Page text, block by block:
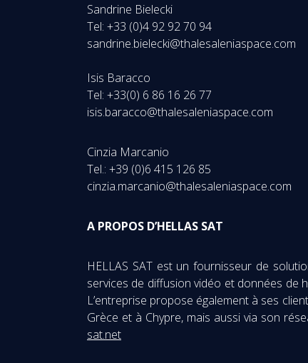
Sandrine Bielecki
Tel: +33 (0)4 92 92 70 94
sandrine.bielecki@thalesaleniaspace.com
Isis Baracco
Tel: +33(0) 6 86 16 26 77
isis.baracco@thalesaleniaspace.com
Cinzia Marcanio
Tel.: +39 (0)6 415 126 85
cinzia.marcanio@thalesaleniaspace.com
A PROPOS D’HELLAS SAT
HELLAS SAT est un fournisseur de
services de diffusion vidéo et données de
L’entreprise propose également à ses
Grèce et à Chypre, mais aussi via son
sat.net